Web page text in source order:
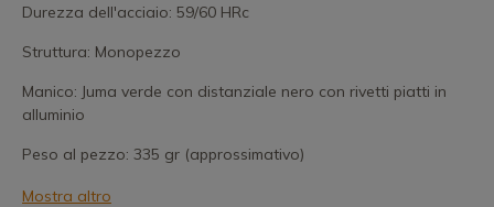
Durezza dell'acciaio: 59/60 HRc
Struttura: Monopezzo
Manico: Juma verde con distanziale nero con rivetti piatti in
alluminio
Peso al pezzo: 335 gr (approssimativo)
Mostra altro